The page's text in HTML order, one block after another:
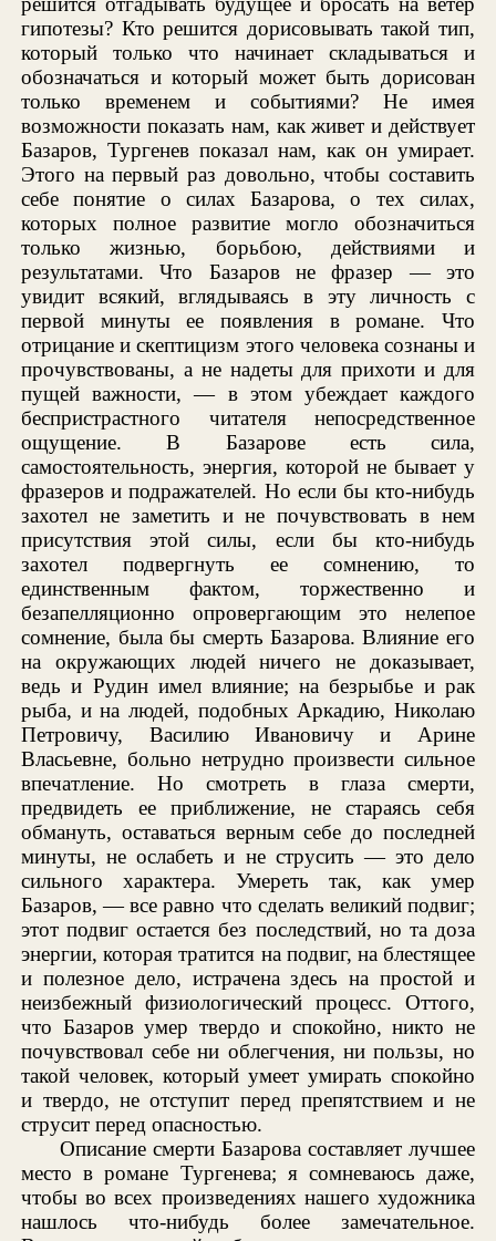
гипотезы? Кто решится дорисовывать такой тип,
который только что начинает складываться и
обозначаться и который может быть дорисован
только временем и событиями? Не имея
возможности показать нам, как живет и действует
Базаров, Тургенев показал нам, как он умирает.
Этого на первый раз довольно, чтобы составить
себе понятие о силах Базарова, о тех силах,
которых полное развитие могло обозначиться
только жизнью, борьбою, действиями и
результатами. Что Базаров не фразер — это
увидит всякий, вглядываясь в эту личность с
первой минуты ее появления в романе. Что
отрицание и скептицизм этого человека сознаны и
прочувствованы, а не надеты для прихоти и для
пущей важности, — в этом убеждает каждого
беспристрастного читателя непосредственное
ощущение. В Базарове есть сила,
самостоятельность, энергия, которой не бывает у
фразеров и подражателей. Но если бы кто-нибудь
захотел не заметить и не почувствовать в нем
присутствия этой силы, если бы кто-нибудь
захотел подвергнуть ее сомнению, то
единственным фактом, торжественно и
безапелляционно опровергающим это нелепое
сомнение, была бы смерть Базарова. Влияние его
на окружающих людей ничего не доказывает,
ведь и Рудин имел влияние; на безрыбье и рак
рыба, и на людей, подобных Аркадию, Николаю
Петровичу, Василию Ивановичу и Арине
Власьевне, больно нетрудно произвести сильное
впечатление. Но смотреть в глаза смерти,
предвидеть ее приближение, не стараясь себя
обмануть, оставаться верным себе до последней
минуты, не ослабеть и не струсить — это дело
сильного характера. Умереть так, как умер
Базаров, — все равно что сделать великий подвиг;
этот подвиг остается без последствий, но та доза
энергии, которая тратится на подвиг, на блестящее
и полезное дело, истрачена здесь на простой и
неизбежный физиологический процесс. Оттого,
что Базаров умер твердо и спокойно, никто не
почувствовал себе ни облегчения, ни пользы, но
такой человек, который умеет умирать спокойно
и твердо, не отступит перед препятствием и не
струсит перед опасностью.
Описание смерти Базарова составляет лучшее
место в романе Тургенева; я сомневаюсь даже,
чтобы во всех произведениях нашего художника
нашлось что-нибудь более замечательное.